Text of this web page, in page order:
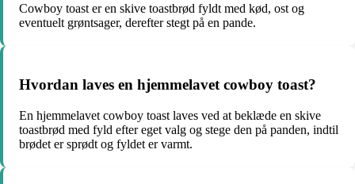
Cowboy toast er en skive toastbrød fyldt med kød, ost og
eventuelt grøntsager, derefter stegt på en pande.
Hvordan laves en hjemmelavet cowboy toast?
En hjemmelavet cowboy toast laves ved at beklæde en skive
toastbrød med fyld efter eget valg og stege den på panden, indtil
brødet er sprødt og fyldet er varmt.